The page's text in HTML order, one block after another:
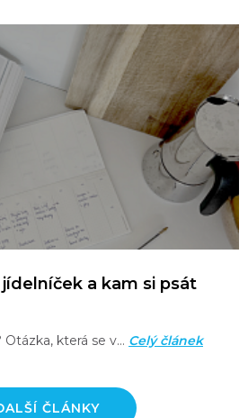
a kam si psát
která se v… Celý článek
ČLÁNKY